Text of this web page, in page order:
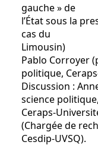
gauche » de
l’État sous la
cas du
Limousin)
Pablo Corroyer
politique,
Discussion :
science politique,
Ceraps-
(Chargée de
Cesdip-UVSQ).